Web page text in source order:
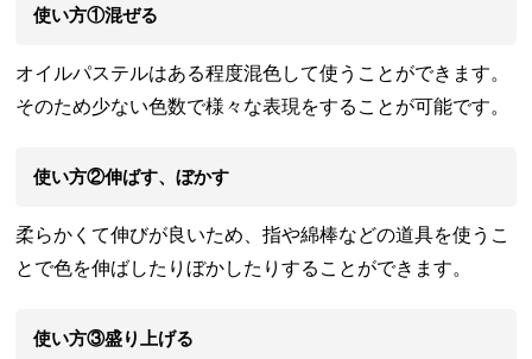
使い方①混ぜる
オイルパステルはある程度混色して使うことができます。
そのため少ない色数で様々な表現をすることが可能です。
使い方②伸ばす、ぼかす
柔らかくて伸びが良いため、指や綿棒などの道具を使うこ
とで色を伸ばしたりぼかしたりすることができます。
使い方③盛り上げる